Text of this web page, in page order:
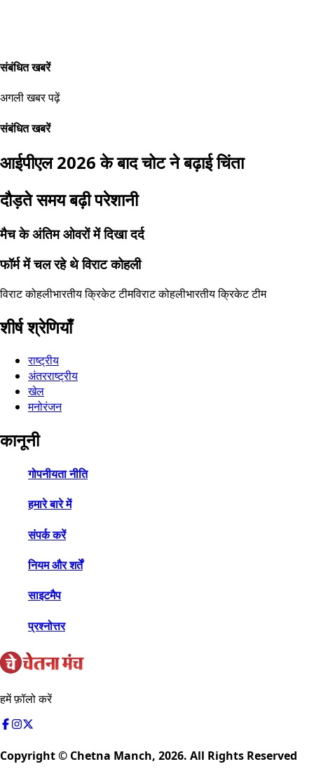
संबंधित खबरें
अगली खबर पढ़ें
संबंधित खबरें
आईपीएल 2026 के बाद चोट ने बढ़ाई चिंता
दौड़ते समय बढ़ी परेशानी
मैच के अंतिम ओवरों में दिखा दर्द
फॉर्म में चल रहे थे विराट कोहली
विराट कोहलीभारतीय क्रिकेट टीमविराट कोहलीभारतीय क्रिकेट टीम
शीर्ष श्रेणियाँ
राष्ट्रीय
अंतरराष्ट्रीय
खेल
मनोरंजन
कानूनी
गोपनीयता नीति
हमारे बारे में
संपर्क करें
नियम और शर्तें
साइटमैप
प्रश्नोत्तर
हमें फ़ॉलो करें
Copyright © Chetna Manch, 2026. All Rights Reserved